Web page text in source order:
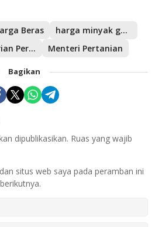
Beras
harga minyak goreng
Kementerian Pertanian Menteri Pertanian
Bagikan
dipublikasikan. Ruas yang wajib
situs web saya pada peramban ini